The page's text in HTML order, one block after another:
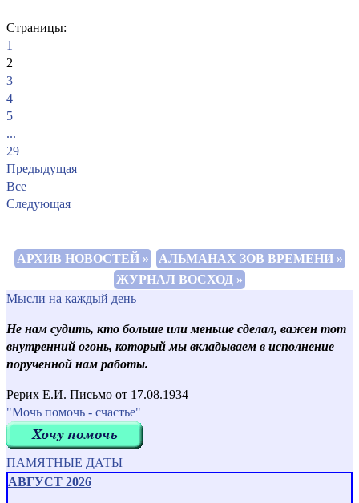
Страницы:
1
2
3
4
5
...
29
Предыдущая
Все
Следующая
АРХИВ НОВОСТЕЙ »
АЛЬМАНАХ ЗОВ ВРЕМЕНИ »
ЖУРНАЛ ВОСХОД »
Мысли на каждый день
Не нам судить, кто больше или меньше сделал, важен тот
внутренний огонь, который мы вкладываем в исполнение
порученной нам работы.
Рерих Е.И. Письмо от 17.08.1934
"Мочь помочь - счастье"
ПАМЯТНЫЕ ДАТЫ
АВГУСТ 2026